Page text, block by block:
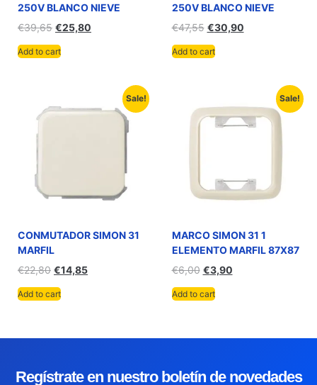
250V BLANCO NIEVE
€39,65 €25,80
Add to cart
250V BLANCO NIEVE
€47,55 €30,90
Add to cart
Sale!
CONMUTADOR SIMON 31
MARFIL
€22,80 €14,85
Add to cart
Sale!
MARCO SIMON 31 1
ELEMENTO MARFIL 87X87
€6,00 €3,90
Add to cart
Regístrate en nuestro boletín de novedades